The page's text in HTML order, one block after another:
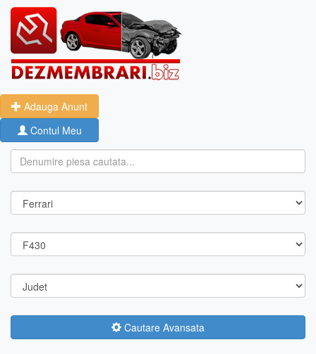
Adauga Anunt
Contul Meu
Cautare Avansata